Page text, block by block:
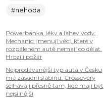
#nehoda
Powerbanka, léky a lahev vody:
Mechanici jmenují věci, které v
rozpáleném autě nemají co dělat.
Hrozí i požár
Nejprodávanější typ auta v Česku
má zásadní slabinu. Crossovery
selhávají přesně tam, kde mají být
nejsilnější